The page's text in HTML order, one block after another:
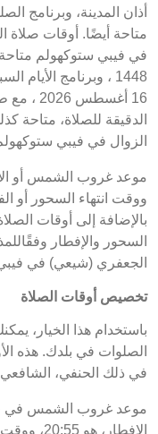
أذان المدينة، وبرنامج
متاحة أيضًا. أوقات صلاة
16
الدقيقة للصلاة، متاحة
الزوال في فيبي ستوكهولم
بالإضافة إلى أوقات
السحور والإفطار
الجعفري (شيعي) في
تخصيص أوقات الصلاة
باستخدام هذا الخيار،
الصلوات في بلدك. هذه
في ذلك الحنفي،
موعد غروب الشمس في
الإفطار،